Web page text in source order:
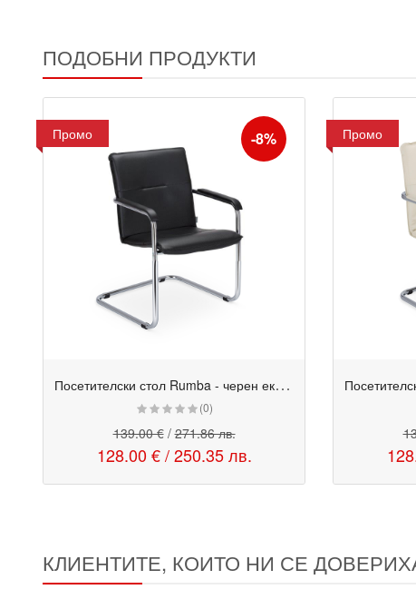
ПОДОБНИ ПРОДУКТИ
Промо -8%
П
осетителски стол Rumba - черен еко кожа
(0)
139.00 €/271.86 лв.
128.00 €/250.35 лв.
Промо
КЛИЕНТИТЕ, КОИТО НИ СЕ